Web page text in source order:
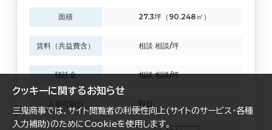
面積 27.3坪（90.248㎡）
賃料（共益費含） 相談 相談/坪
預託金 相談 相談/坪
入居可能日 即日
クッキーに関するお知らせ
三鬼商事では、サイト閲覧者の利便性向上(サイトのサービス・各種
入力補助)のためにCookieを使用します。